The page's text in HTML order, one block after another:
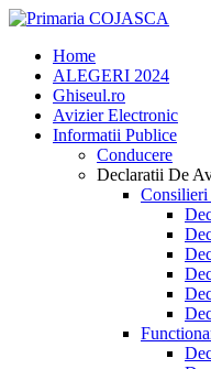
Home
ALEGERI 2024
Ghiseul.ro
Avizier Electronic
Informatii Publice
Conducere
Declaratii De
Consilieri